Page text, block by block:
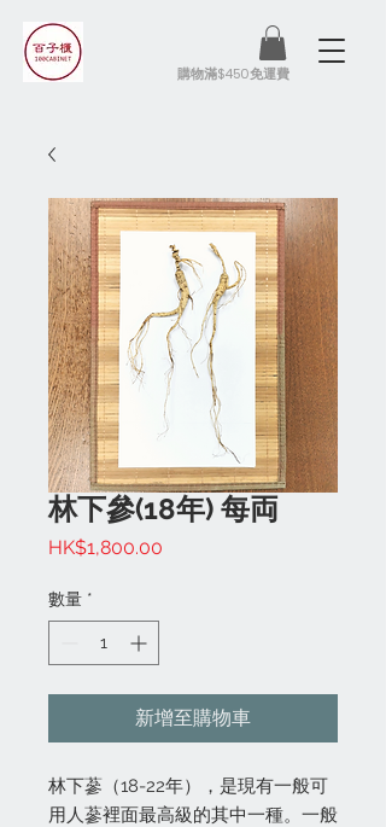
​購物滿$450免運費
林下參(18年) 每両
HK$1,800.00
數量 *
新增至購物車
林下蔘（18-22年），是現有一般可
用人蔘裡面最高級的其中一種。一般